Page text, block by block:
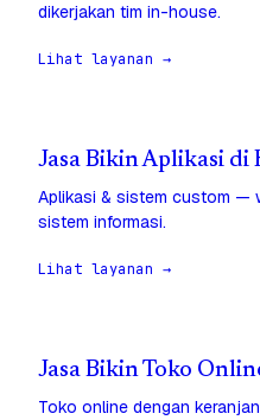
dikerjakan tim in-house.
Lihat layanan →
Jasa Bikin Aplikasi di
Aplikasi & sistem custom —
sistem informasi.
Lihat layanan →
Jasa Bikin Toko
Toko online dengan